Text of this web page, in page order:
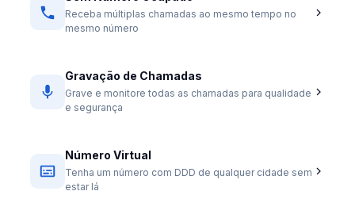
Receba múltiplas chamadas ao mesmo tempo no
mesmo número
Gravação de Chamadas
Grave e monitore todas as chamadas para qualidade
e segurança
Número Virtual
Tenha um número com DDD de qualquer cidade sem
estar lá